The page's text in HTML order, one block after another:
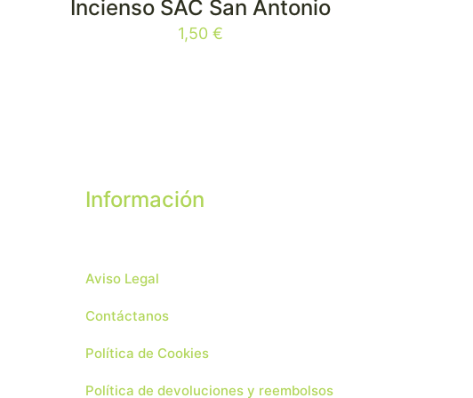
Incienso SAC San Antonio
1,50€
Información
Aviso Legal
Contáctanos
Política de Cookies
Política de devoluciones y reembolsos